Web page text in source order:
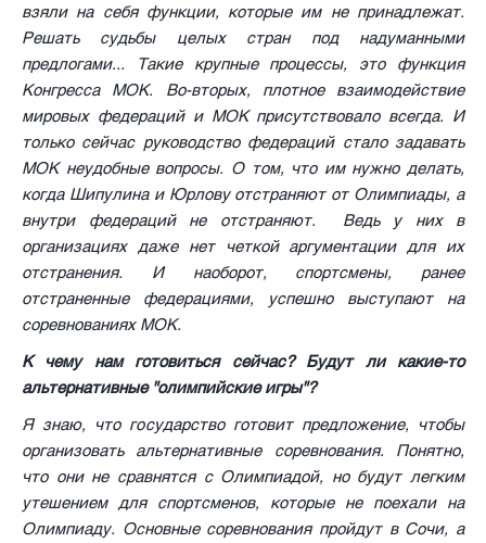
взяли на себя функции, которые им не принадлежат.
Решать судьбы целых стран под надуманными
предлогами... Такие крупные процессы, это функция
Конгресса МОК. Во-вторых, плотное взаимодействие
мировых федераций и МОК присутствовало всегда. И
только сейчас руководство федераций стало задавать
МОК неудобные вопросы. О том, что им нужно делать,
когда Шипулина и Юрлову отстраняют от Олимпиады, а
внутри федераций не отстраняют. Ведь у них в
организациях даже нет четкой аргументации для их
отстранения. И наоборот, спортсмены, ранее
отстраненные федерациями, успешно выступают на
соревнованиях МОК.
К чему нам готовиться сейчас? Будут ли какие-то
альтернативные "олимпийские игры"?
Я знаю, что государство готовит предложение, чтобы
организовать альтернативные соревнования. Понятно,
что они не сравнятся с Олимпиадой, но будут легким
утешением для спортсменов, которые не поехали на
Олимпиаду. Основные соревнования пройдут в Сочи, а